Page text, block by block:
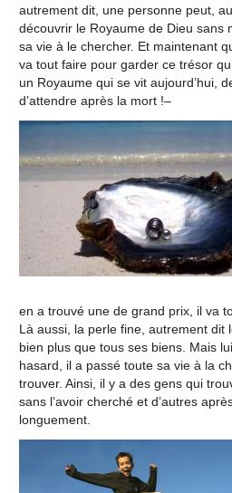
autrement dit, une personne peut,
découvrir le Royaume de Dieu sans
sa vie à le chercher. Et maintenant
va tout faire pour garder ce trésor
un Royaume qui se vit aujourd’hui,
d’attendre après la mort !–
en a trouvé une de grand prix, il va
Là aussi, la perle fine, autrement dit
bien plus que tous ses biens. Mais
hasard, il a passé toute sa vie à la
trouver. Ainsi, il y a des gens qui
sans l’avoir cherché et d’autres
longuement.